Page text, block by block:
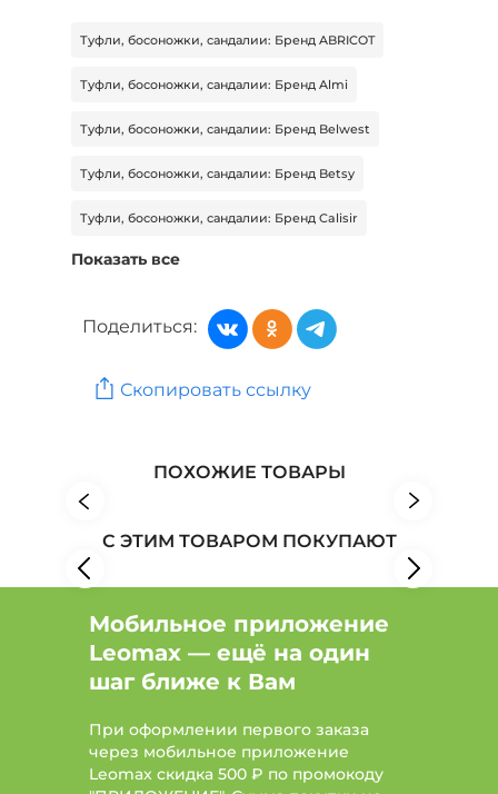
Туфли, босоножки, сандалии: Бренд ABRICOT
Туфли, босоножки, сандалии: Бренд Almi
Туфли, босоножки, сандалии: Бренд Belwest
Туфли, босоножки, сандалии: Бренд Betsy
Туфли, босоножки, сандалии: Бренд Calisir
Туфли, босоножки, сандалии: Бренд Carlega
Туфли, босоножки, сандалии: Бренд COVANI
Женская обувь: Бренд Mon Ami
Женская обувь: Бренд People In Trend
Показать все
Поделиться:
Скопировать ссылку
ПОХОЖИЕ ТОВАРЫ
С ЭТИМ ТОВАРОМ ПОКУПАЮТ
Мобильное приложение
Leomax — ещё на один
шаг ближе к Вам
При оформлении первого заказа
через мобильное приложение
Leomax скидка 500 ₽ по промокоду